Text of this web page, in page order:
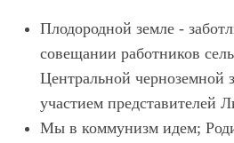
Плодородной земле -
совещании работников
Центральной
участием представителей
Мы в коммунизм идем;